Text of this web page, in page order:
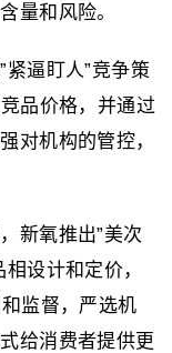
量和风险。
逼盯人”竞争策
品价格，并通过
对机构的管控，
新氧推出”美次
设计和定价，
监督，严选机
给消费者提供更